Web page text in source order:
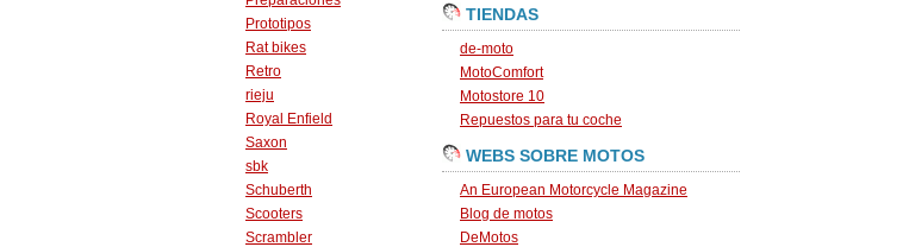
Prototipos
Rat bikes
Retro
rieju
Royal Enfield
Saxon
sbk
Schuberth
Scooters
Scrambler
TIENDAS
de-moto
MotoComfort
Motostore 10
Repuestos para tu coche
WEBS SOBRE MOTOS
An European Motorcycle Magazine
Blog de motos
DeMotos